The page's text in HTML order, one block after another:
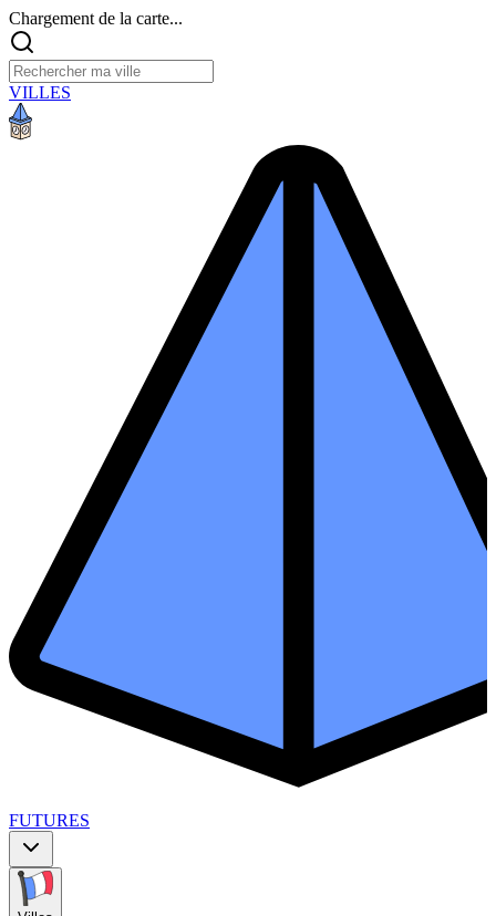
Chargement de la carte...
VILLES
FUTURES